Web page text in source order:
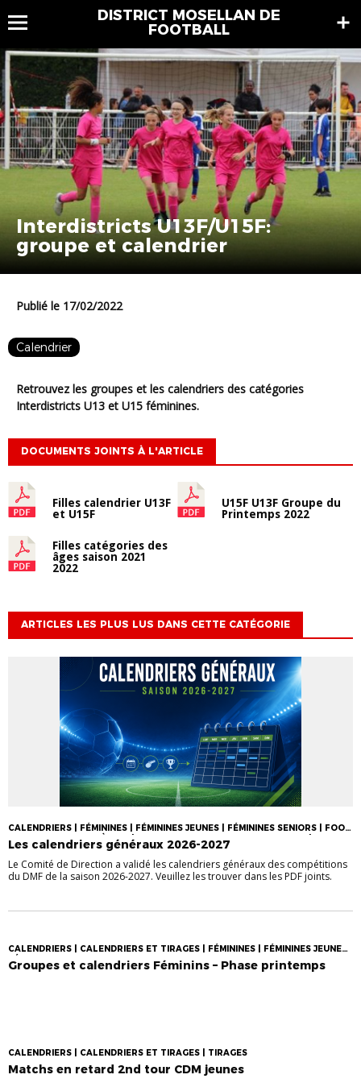
DISTRICT MOSELLAN DE
FOOTBALL
Interdistricts U13F/U15F:
groupe et calendrier
Publié le 17/02/2022
Calendrier
Retrouvez les groupes et les calendriers des catégories
Interdistricts U13 et U15 féminines.
DOCUMENTS JOINTS À L'ARTICLE
Filles calendrier U13F
et U15F
U15F U13F Groupe du
Printemps 2022
Filles catégories des
âges saison 2021
2022
ARTICLES LES PLUS LUS DANS CETTE CATÉGORIE
CALENDRIERS | FÉMININES | FÉMININES JEUNES | FÉMININES SENIORS | FOOT
DES JEUNES (DE U13 À U19) | GROUPES, CALENDRIERS ET TIRAGES |
SENIORS
Les calendriers généraux 2026-2027
Le Comité de Direction a validé les calendriers généraux des compétitions
du DMF de la saison 2026-2027. Veuillez les trouver dans les PDF joints.
CALENDRIERS | CALENDRIERS ET TIRAGES | FÉMININES | FÉMININES JEUNES |
FÉMININES SENIORS
Groupes et calendriers Féminins – Phase printemps
CALENDRIERS | CALENDRIERS ET TIRAGES | TIRAGES
Matchs en retard 2nd tour CDM jeunes